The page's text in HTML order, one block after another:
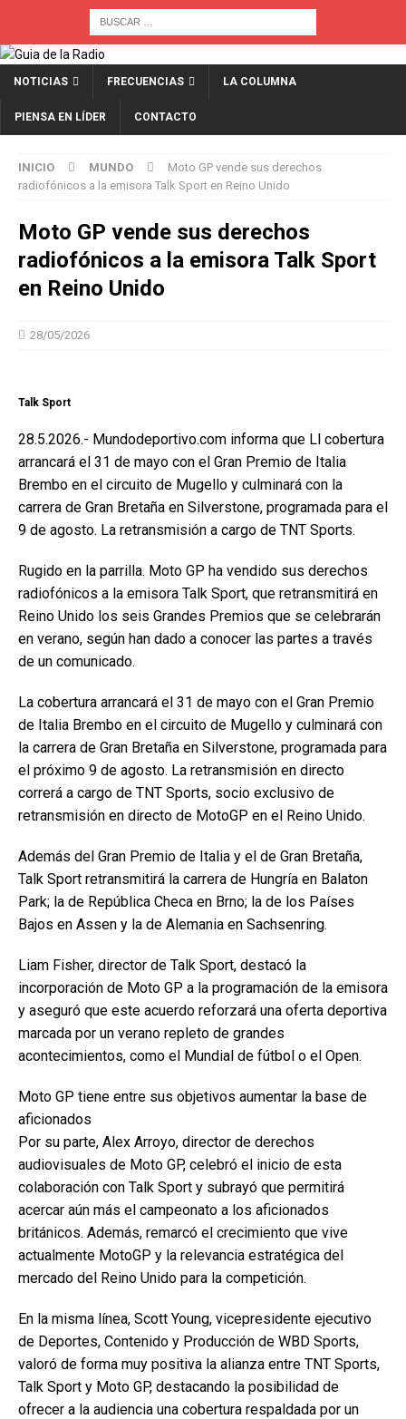
NOTICIAS FRECUENCIAS LA COLUMNA
PIENSA EN LÍDER CONTACTO
INICIO MUNDO
Moto GP vende sus derechos
radiofónicos a la emisora Talk Sport en Reino Unido
Moto GP vende sus derechos
radiofónicos a la emisora Talk Sport
en Reino Unido
28/05/2026
Talk Sport
28.5.2026.- Mundodeportivo.com informa que Ll cobertura
arrancará el 31 de mayo con el Gran Premio de Italia
Brembo en el circuito de Mugello y culminará con la
carrera de Gran Bretaña en Silverstone, programada para el
9 de agosto. La retransmisión a cargo de TNT Sports.
Rugido en la parrilla. Moto GP ha vendido sus derechos
radiofónicos a la emisora Talk Sport, que retransmitirá en
Reino Unido los seis Grandes Premios que se celebrarán
en verano, según han dado a conocer las partes a través
de un comunicado.
La cobertura arrancará el 31 de mayo con el Gran Premio
de Italia Brembo en el circuito de Mugello y culminará con
la carrera de Gran Bretaña en Silverstone, programada para
el próximo 9 de agosto. La retransmisión en directo
correrá a cargo de TNT Sports, socio exclusivo de
retransmisión en directo de MotoGP en el Reino Unido.
Además del Gran Premio de Italia y el de Gran Bretaña,
Talk Sport retransmitirá la carrera de Hungría en Balaton
Park; la de República Checa en Brno; la de los Países
Bajos en Assen y la de Alemania en Sachsenring.
Liam Fisher, director de Talk Sport, destacó la
incorporación de Moto GP a la programación de la emisora
y aseguró que este acuerdo reforzará una oferta deportiva
marcada por un verano repleto de grandes
acontecimientos, como el Mundial de fútbol o el Open.
Moto GP tiene entre sus objetivos aumentar la base de
aficionados
Por su parte, Alex Arroyo, director de derechos
audiovisuales de Moto GP, celebró el inicio de esta
colaboración con Talk Sport y subrayó que permitirá
acercar aún más el campeonato a los aficionados
británicos. Además, remarcó el crecimiento que vive
actualmente MotoGP y la relevancia estratégica del
mercado del Reino Unido para la competición.
En la misma línea, Scott Young, vicepresidente ejecutivo
de Deportes, Contenido y Producción de WBD Sports,
valoró de forma muy positiva la alianza entre TNT Sports,
Talk Sport y Moto GP, destacando la posibilidad de
ofrecer a la audiencia una cobertura respaldada por un